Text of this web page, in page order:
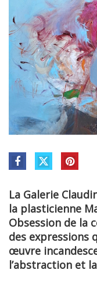
La Galerie
la plasticienne
Obsession de la
des expressions
œuvre
l’abstraction et